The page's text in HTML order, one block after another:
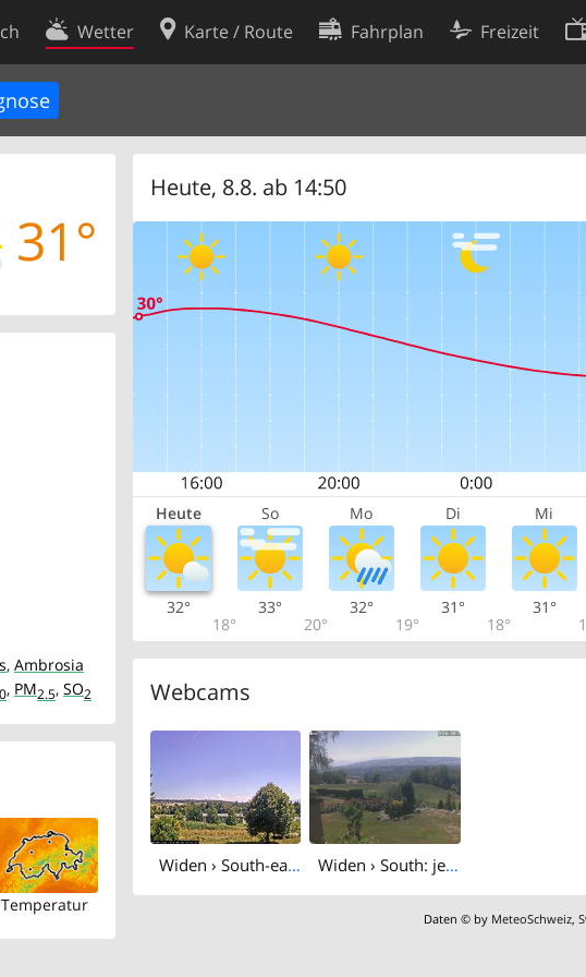
Wetter Karte / Route Fahrplan Freizeit
31°
, Ambrosia
, PM2.5, SO2
Temperatur
Heute, 8.8. ab 14:50
Heute So Mo Di Mi
32°
18°
33°
20°
32°
19°
31°
18°
31°
Webcams
Widen › South-east: Sportzentrum Burkertsmatt Widen › South: jerocam
Daten © by MeteoSchweiz,
Kontakt
Nutzungsbedingungen
Cookie-Einstellungen